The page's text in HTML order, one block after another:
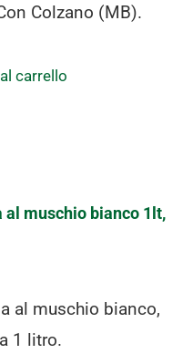
Colzano (MB).
carrello
al muschio bianco 1lt,
al muschio bianco,
1 litro.